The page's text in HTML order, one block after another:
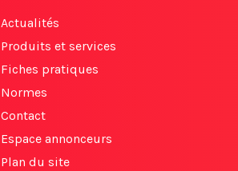
Actualités
Produits et services
Fiches pratiques
Normes
Contact
Espace annonceurs
Plan du site